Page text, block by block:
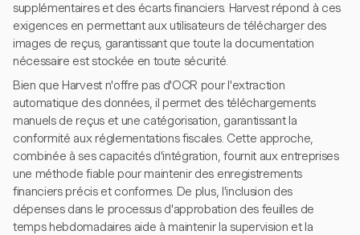
supplémentaires et des écarts financiers. Harvest répond à ces
exigences en permettant aux utilisateurs de télécharger des
images de reçus, garantissant que toute la documentation
nécessaire est stockée en toute sécurité.
Bien que Harvest n'offre pas d'OCR pour l'extraction
automatique des données, il permet des téléchargements
manuels de reçus et une catégorisation, garantissant la
conformité aux réglementations fiscales. Cette approche,
combinée à ses capacités d'intégration, fournit aux entreprises
une méthode fiable pour maintenir des enregistrements
financiers précis et conformes. De plus, l'inclusion des
dépenses dans le processus d'approbation des feuilles de
temps hebdomadaires aide à maintenir la supervision et la